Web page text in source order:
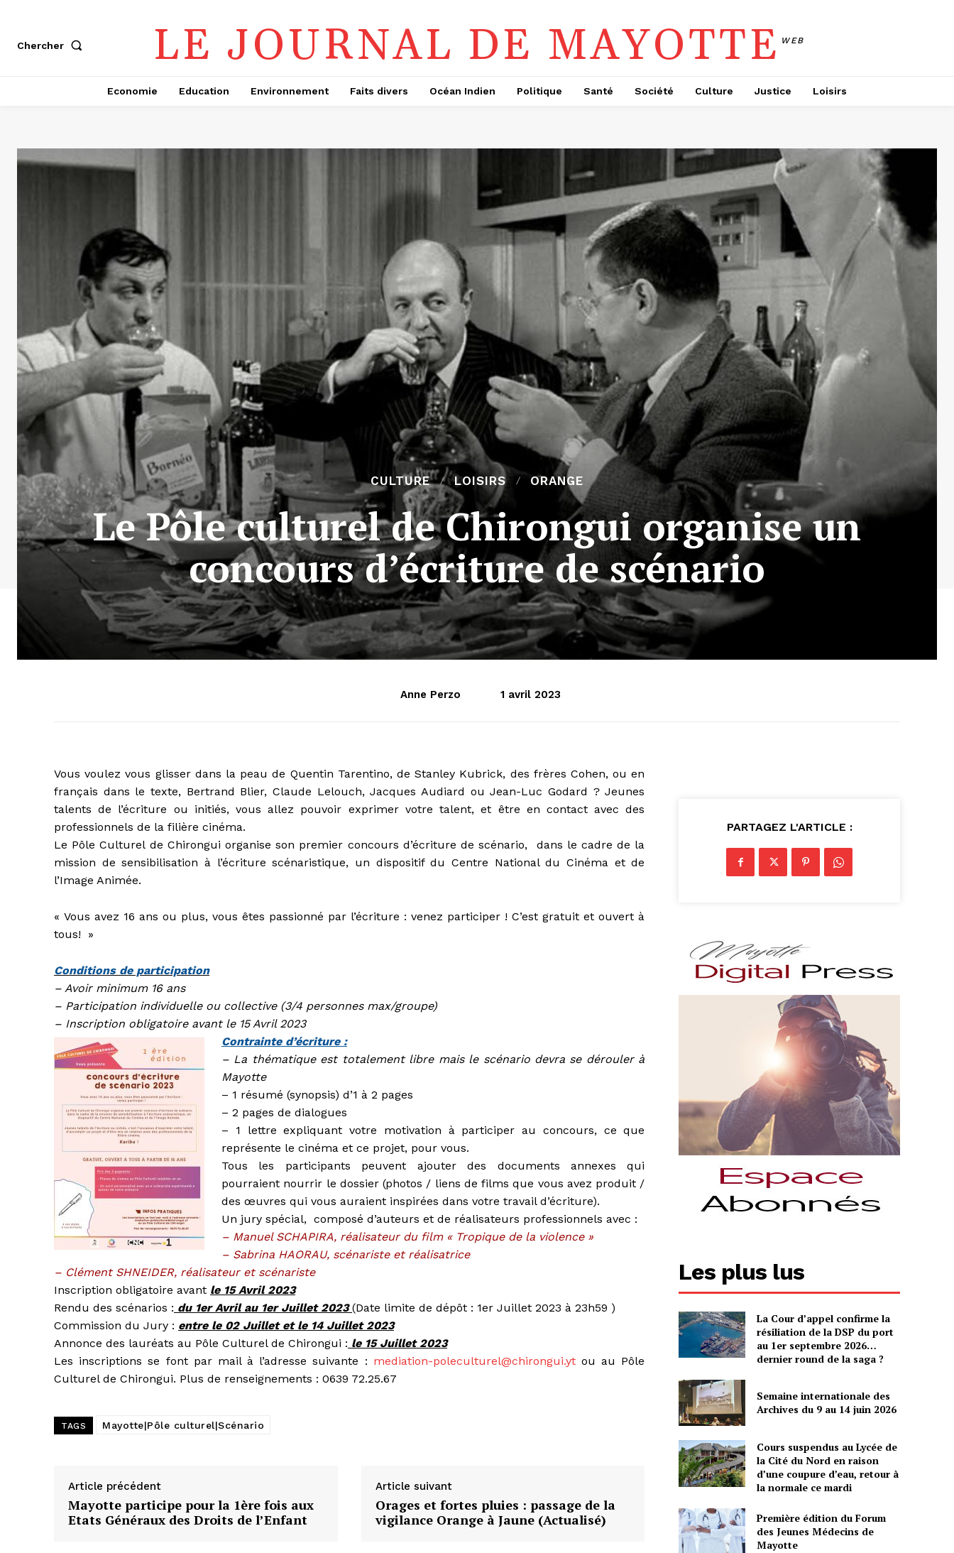
Chercher LE JOURNAL DE MAYOTTE WEB
Economie Education Environnement Faits divers Océan Indien Politique Santé Société Culture Justice Loisirs
CULTURE LOISIRS ORANGE
Le Pôle culturel de Chirongui organise un
concours d’écriture de scénario
Anne Perzo 1 avril 2023
Vous voulez vous glisser dans la peau de Quentin Tarentino, de Stanley Kubrick, des frères Cohen, ou en
français dans le texte, Bertrand Blier, Claude Lelouch, Jacques Audiard ou Jean-Luc Godard ? Jeunes
talents de l’écriture ou initiés, vous allez pouvoir exprimer votre talent, et être en contact avec des
professionnels de la filière cinéma.
Le Pôle Culturel de Chirongui organise son premier concours d’écriture de scénario, dans le cadre de la
mission de sensibilisation à l’écriture scénaristique, un dispositif du Centre National du Cinéma et de
l’Image Animée.
« Vous avez 16 ans ou plus, vous êtes passionné par l’écriture : venez participer ! C’est gratuit et ouvert à
tous! »
Conditions de participation
– Avoir minimum 16 ans
– Participation individuelle ou collective (3/4 personnes max/groupe)
– Inscription obligatoire avant le 15 Avril 2023
Contrainte d’écriture :
– La thématique est totalement libre mais le scénario devra se dérouler à
Mayotte
– 1 résumé (synopsis) d’1 à 2 pages
– 2 pages de dialogues
– 1 lettre expliquant votre motivation à participer au concours, ce que
représente le cinéma et ce projet, pour vous.
Tous les participants peuvent ajouter des documents annexes qui
pourraient nourrir le dossier (photos / liens de films que vous avez produit /
des œuvres qui vous auraient inspirées dans votre travail d’écriture).
Un jury spécial, composé d’auteurs et de réalisateurs professionnels avec :
– Manuel SCHAPIRA, réalisateur du film « Tropique de la violence »
– Sabrina HAORAU, scénariste et réalisatrice
– Clément SHNEIDER, réalisateur et scénariste
Inscription obligatoire avant le 15 Avril 2023
Rendu des scénarios : du 1er Avril au 1er Juillet 2023(Date limite de dépôt : 1er Juillet 2023 à 23h59 )
Commission du Jury : entre le 02 Juillet et le 14 Juillet 2023
Annonce des lauréats au Pôle Culturel de Chirongui : le 15 Juillet 2023
Les inscriptions se font par mail à l’adresse suivante : mediation-poleculturel@chirongui.ytou au Pôle
Culturel de Chirongui. Plus de renseignements : 0639 72.25.67
TAGS Mayotte|Pôle culturel|Scénario
Article précédent
Mayotte participe pour la 1ère fois aux
Etats Généraux des Droits de l’Enfant
Article suivant
Orages et fortes pluies : passage de la
vigilance Orange à Jaune (Actualisé)
PARTAGEZ L'ARTICLE :
Les plus lus
La Cour d’appel confirme la
résiliation de la DSP du port
au 1er septembre 2026…
dernier round de la saga ?
Semaine internationale des
Archives du 9 au 14 juin 2026
Cours suspendus au Lycée de
la Cité du Nord en raison
d’une coupure d’eau, retour à
la normale ce mardi
Première édition du Forum
des Jeunes Médecins de
Mayotte